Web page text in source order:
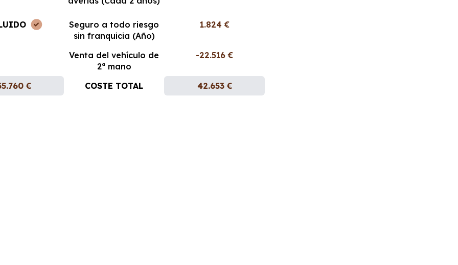
Seguro a todo riesgo
sin franquicia (Año)
1.824 €
Venta del vehículo de
2ª mano
-22.516 €
€ COSTE TOTAL 42.653 €